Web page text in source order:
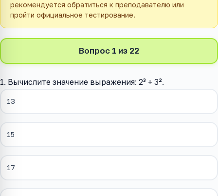
рекомендуется обратиться к преподавателю или
пройти официальное тестирование.
Вопрос 1 из 22
1. Вычислите значение выражения: 2³ + 3².
13
15
17